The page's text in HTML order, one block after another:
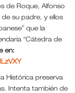
de Roque, Alfonso
su padre, y ellos
que la
“Cátedra de
en:
Histórica preserva
Intenta también de